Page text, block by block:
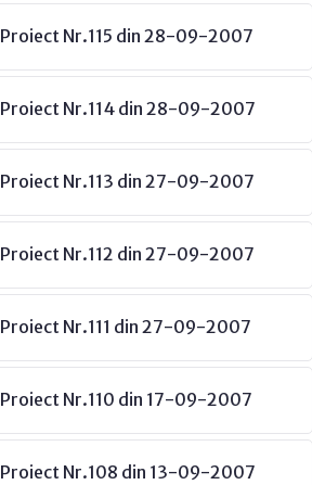
Proiect Nr.115 din 28-09-2007
Proiect Nr.114 din 28-09-2007
Proiect Nr.113 din 27-09-2007
Proiect Nr.112 din 27-09-2007
Proiect Nr.111 din 27-09-2007
Proiect Nr.110 din 17-09-2007
Proiect Nr.108 din 13-09-2007